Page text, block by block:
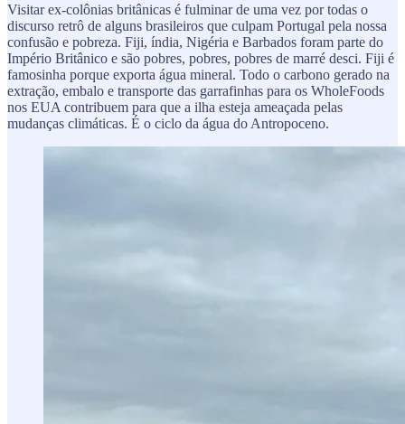
Visitar ex-colônias britânicas é fulminar de uma vez por todas o
discurso retrô de alguns brasileiros que culpam Portugal pela nossa
confusão e pobreza. Fiji, índia, Nigéria e Barbados foram parte do
Império Britânico e são pobres, pobres, pobres de marré desci. Fiji é
famosinha porque exporta água mineral. Todo o carbono gerado na
extração, embalo e transporte das garrafinhas para os WholeFoods
nos EUA contribuem para que a ilha esteja ameaçada pelas
mudanças climáticas. É o ciclo da água do Antropoceno.